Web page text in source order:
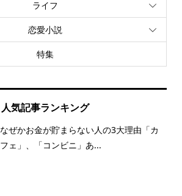
ライフ
恋愛小説
特集
人気記事ランキング
なぜかお金が貯まらない人の3大理由「カ
フェ」、「コンビニ」あ...